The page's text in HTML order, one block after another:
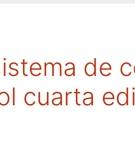
de
cuarta